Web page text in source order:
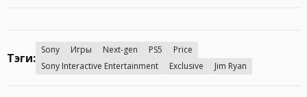
Тэги:
Sony Игры Next-gen PS5
Price
Sony Interactive Entertainment
Exclusive Jim Ryan